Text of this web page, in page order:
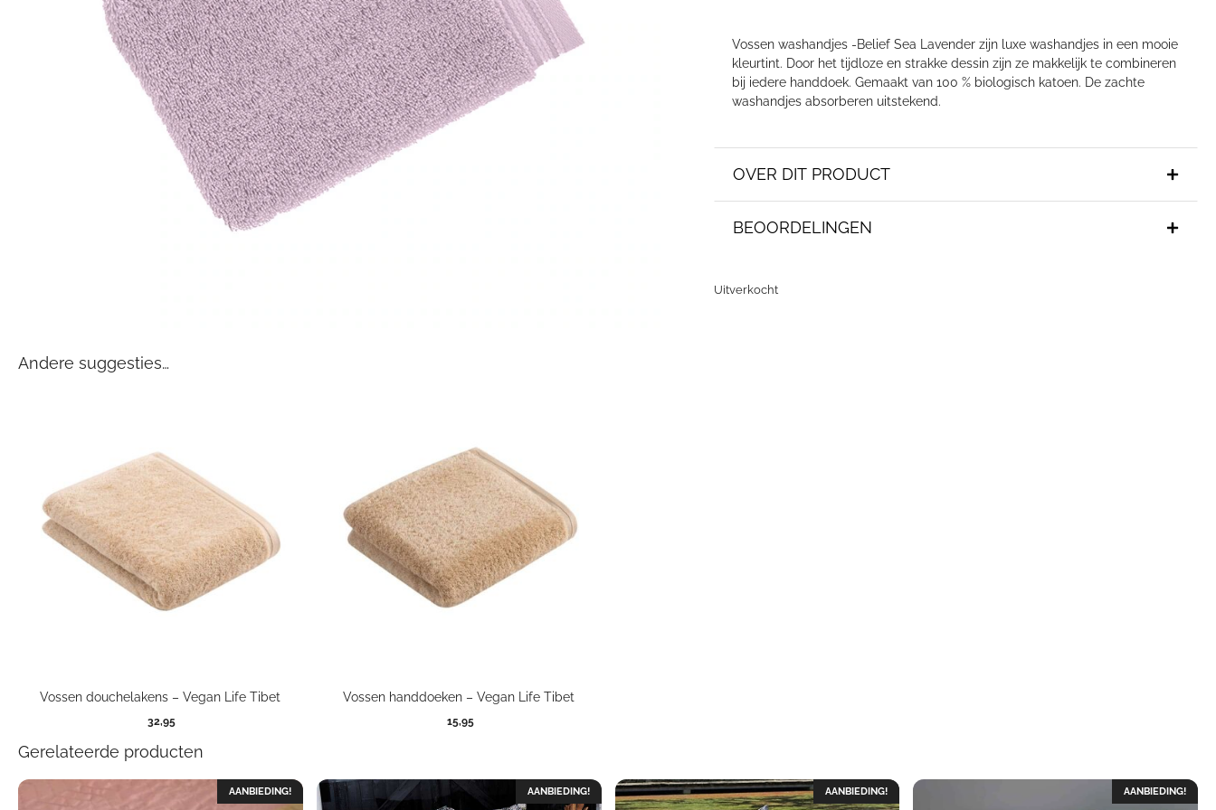
Vossen washandjes -Belief Sea Lavender zijn luxe washandjes in een mooie
kleurtint. Door het tijdloze en strakke dessin zijn ze makkelijk te combineren
bij iedere handdoek. Gemaakt van 100 % biologisch katoen. De zachte
washandjes absorberen uitstekend.
OVER DIT PRODUCT
BEOORDELINGEN
Uitverkocht
Andere suggesties…
Vossen douchelakens – Vegan Life Tibet
32,95
Vossen handdoeken – Vegan Life Tibet
15,95
Gerelateerde producten
AANBIEDING! AANBIEDING! AANBIEDING! AANBIEDING!